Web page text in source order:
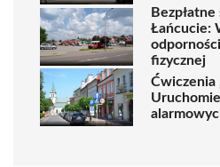
Łańcucie:
fizycznej
Ćwiczenia